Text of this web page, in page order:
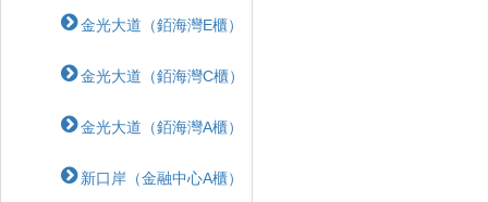
金光大道（銆海灣E櫃）
金光大道（銆海灣C櫃）
金光大道（銆海灣A櫃）
新口岸（金融中心A櫃）